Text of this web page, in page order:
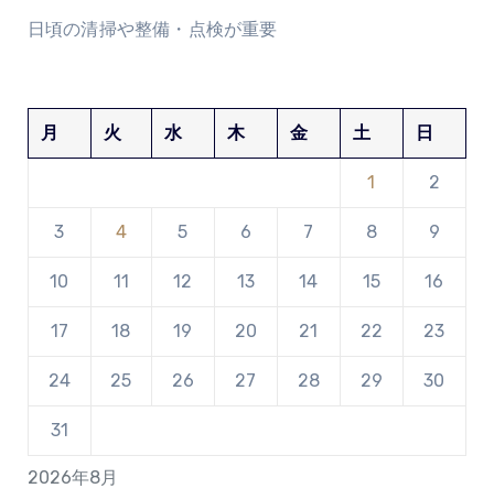
日頃の清掃や整備・点検が重要
2026年8月
月 火 水 木 金 土 日
1 2
3 4 5 6 7 8 9
10 11 12 13 14 15 16
17 18 19 20 21 22 23
24 25 26 27 28 29 30
31